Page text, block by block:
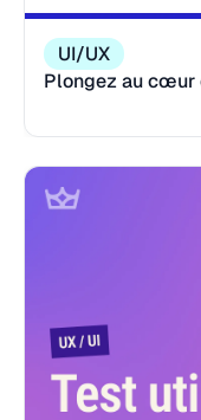
UI/UX
Plongez au cœur